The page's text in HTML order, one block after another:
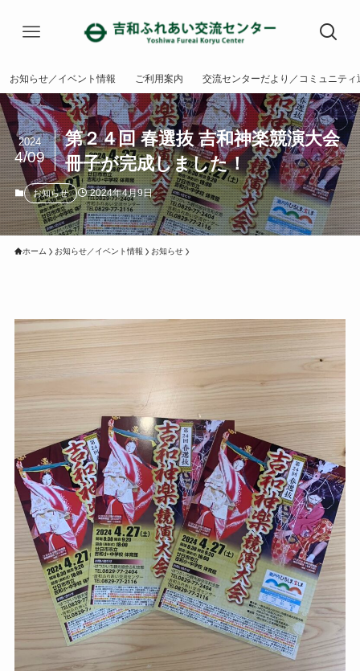
お知らせ／イベント情報 ご利用案内 交流センターだより／コミュニティ
第２４回 春選抜 吉和神楽競演大会
冊子が完成しました！
2024
4/09
お知らせ 2024年4月9日
ホーム お知らせ／イベント情報 お知らせ